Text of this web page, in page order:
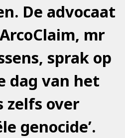
De advocaat
mr
sprak op
dag van het
zelfs over
genocide’.